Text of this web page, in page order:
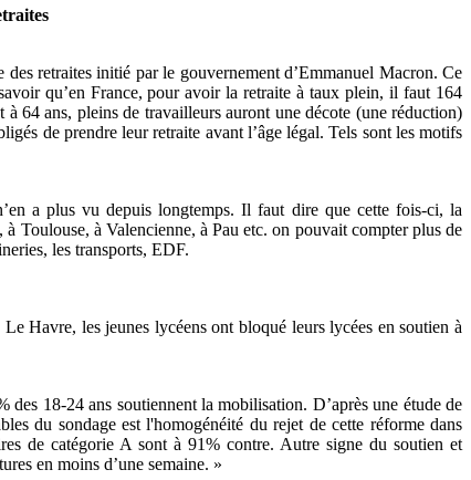
retraites initié par le gouvernement d’Emmanuel Macron. Ce
qu’en France, pour avoir la retraite à taux plein, il faut 164
64 ans, pleins de travailleurs auront une décote (une réduction)
de prendre leur retraite avant l’âge légal. Tels sont les motifs
a plus vu depuis longtemps. Il faut dire que cette fois-ci, la
Toulouse, à Valencienne, à Pau etc. on pouvait compter plus de
les transports, EDF.
Havre, les jeunes lycéens ont bloqué leurs lycées en soutien à
18-24 ans soutiennent la mobilisation. D’après une étude de
du sondage est l'homogénéité du rejet de cette réforme dans
de catégorie A sont à 91% contre. Autre signe du soutien et
en moins d’une semaine. »